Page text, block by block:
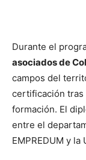
Durante el
asociados de
campos del
certificación tras
formación. El
entre el
EMPREDUM y